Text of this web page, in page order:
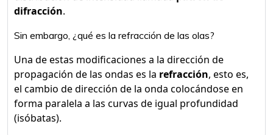
difracción.
Sin embargo, ¿qué es la refracción de las olas?
Una de estas modificaciones a la dirección de
propagación de las ondas es la refracción, esto es,
el cambio de dirección de la onda colocándose en
forma paralela a las curvas de igual profundidad
(isóbatas).